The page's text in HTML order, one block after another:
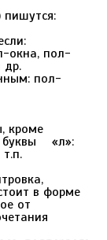
окна, пол-
др.
пол-
кроме
буквы «л»:
в форме
от